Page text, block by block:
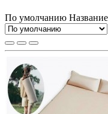
По умолчанию Название